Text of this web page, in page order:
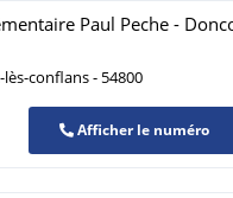
Paul Peche -
conflans - 54800
Afficher le numéro